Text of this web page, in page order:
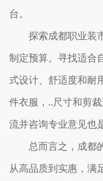
台。
探索成都职业装
制定预算。寻找适合
式设计、舒适度和耐
件衣服，..尺寸和剪
流并咨询专业意见也
总而言之，成都
从高品质到实惠，满